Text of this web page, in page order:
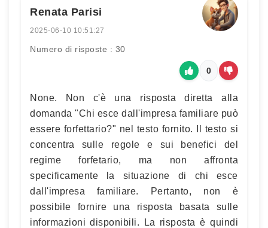
Renata Parisi
2025-06-10 10:51:27
Numero di risposte : 30
0
None. Non c'è una risposta diretta alla
domanda "Chi esce dall'impresa familiare può
essere forfettario?" nel testo fornito. Il testo si
concentra sulle regole e sui benefici del
regime forfetario, ma non affronta
specificamente la situazione di chi esce
dall'impresa familiare. Pertanto, non è
possibile fornire una risposta basata sulle
informazioni disponibili. La risposta è quindi